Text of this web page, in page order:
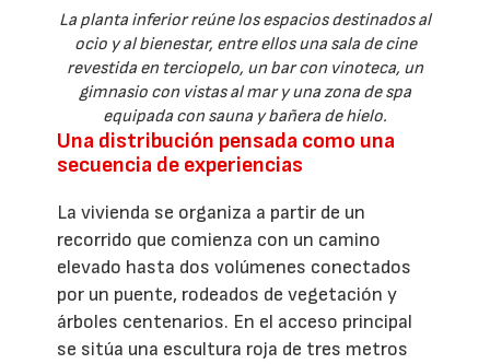
La planta inferior reúne los espacios destinados al
ocio y al bienestar, entre ellos una sala de cine
revestida en terciopelo, un bar con vinoteca, un
gimnasio con vistas al mar y una zona de spa
equipada con sauna y bañera de hielo.
Una distribución pensada como una
secuencia de experiencias
La vivienda se organiza a partir de un
recorrido que comienza con un camino
elevado hasta dos volúmenes conectados
por un puente, rodeados de vegetación y
árboles centenarios. En el acceso principal
se sitúa una escultura roja de tres metros